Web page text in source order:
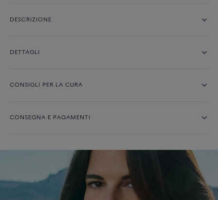
DESCRIZIONE
DETTAGLI
CONSIGLI PER LA CURA
CONSEGNA E PAGAMENTI